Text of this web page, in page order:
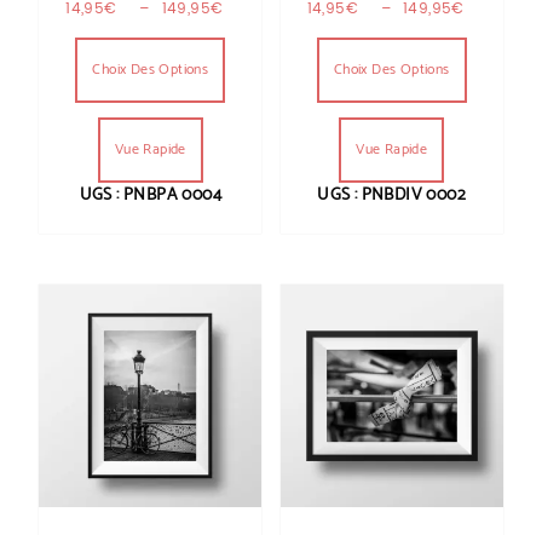
14,95€ – 149,95€ Plage de prix : 14,95€ à 149,95€
Choix Des Options
Ce produit a plusieurs variations. Les
Vue Rapide
UGS : PNBPA 0004
14,95€ – 149,95€
Choix Des Options
Ce
Vue Rapide
UGS : PNBDIV 0002